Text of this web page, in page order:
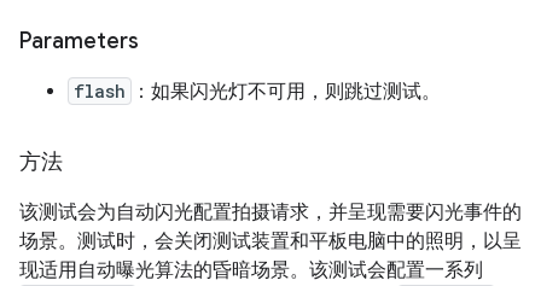
Parameters
flash ：如果闪光灯不可用，则跳过测试。
方法
该测试会为自动闪光配置拍摄请求，并呈现需要闪光事件的
场景。测试时，会关闭测试装置和平板电脑中的照明，以呈
现适用自动曝光算法的昏暗场景。该测试会配置一系列